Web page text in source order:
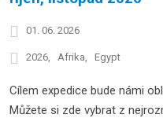
01. 06. 2026
2026 Afrika Egypt
Cílem expedice bude námi
Můžete si zde vybrat z